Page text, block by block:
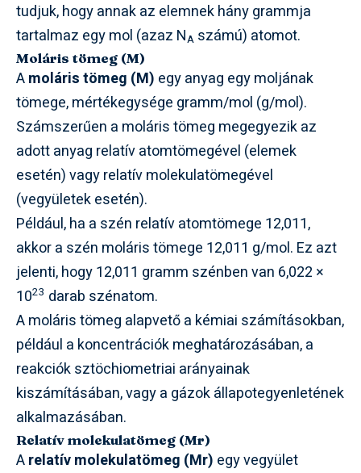
tudjuk, hogy annak az elemnek hány grammja
tartalmaz egy mol (azaz NA számú) atomot.
Moláris tömeg (M)
Amoláris tömeg (M) egy anyag egy moljának
tömege, mértékegysége gramm/mol (g/mol).
Számszerűen a moláris tömeg megegyezik az
adott anyag relatív atomtömegével (elemek
esetén) vagy relatív molekulatömegével
(vegyületek esetén).
Például, ha a szén relatív atomtömege 12,011,
akkor a szén moláris tömege 12,011 g/mol. Ez azt
jelenti, hogy 12,011 gramm szénben van 6,022 ×
1023 darab szénatom.
A moláris tömeg alapvető a kémiai számításokban,
például a koncentrációk meghatározásában, a
reakciók sztöchiometriai arányainak
kiszámításában, vagy a gázok állapotegyenletének
alkalmazásában.
Relatív molekulatömeg (Mr)
Arelatív molekulatömeg (Mr) egy vegyület